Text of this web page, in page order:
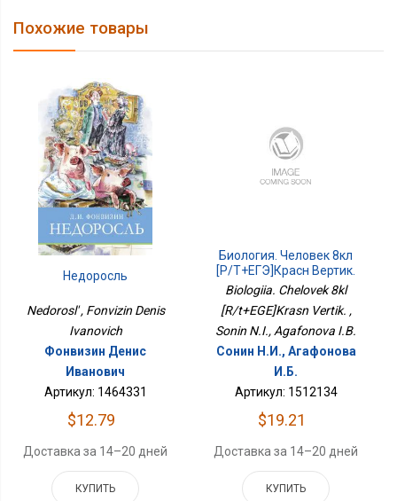
Похожие товары
Недоросль
Nedorosl' , Fonvizin Denis
Ivanovich
Фонвизин Денис
Иванович
Артикул: 1464331
$12.79
Доставка за 14–20 дней
КУПИТЬ
Биология. Человек 8кл
[Р/т+ЕГЭ]Красн Вертик.
Biologiia. Chelovek 8kl
[R/t+EGE]Krasn Vertik. ,
Sonin N.I., Agafonova I.B.
Сонин Н.И., Агафонова
И.Б.
Артикул: 1512134
$19.21
Доставка за 14–20 дней
КУПИТЬ